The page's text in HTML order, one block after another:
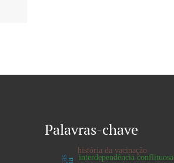
Palavras-chave
interdependência conflituosa
história da vacinação